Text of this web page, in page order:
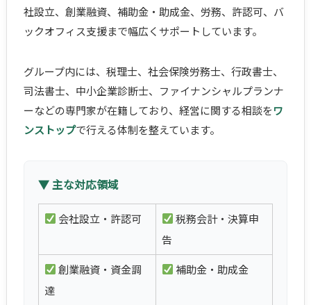
社設立、創業融資、補助金・助成金、労務、許認可、バ
ックオフィス支援まで幅広くサポートしています。
グループ内には、税理士、社会保険労務士、行政書士、
司法書士、中小企業診断士、ファイナンシャルプランナ
ーなどの専門家が在籍しており、経営に関する相談をワ
ンストップで行える体制を整えています。
▼ 主な対応領域
会社設立・許認可
税務会計・決算申
告
創業融資・資金調
達
補助金・助成金